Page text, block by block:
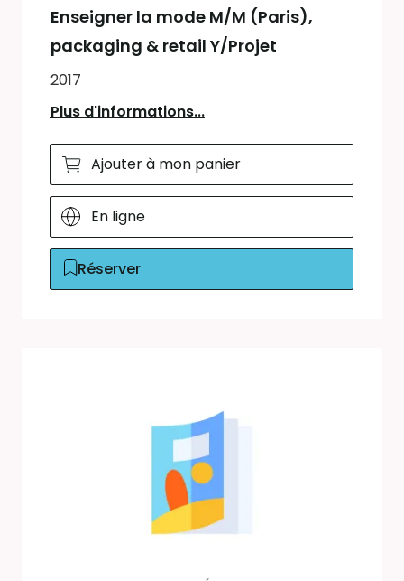
Enseigner la mode M/M (Paris),
packaging & retail Y/Projet
2017
Plus d'informations...
Ajouter à mon panier
En ligne
Réserver